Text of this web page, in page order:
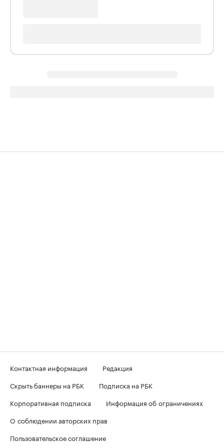
Контактная информация
Редакция
Скрыть баннеры на РБК
Подписка на РБК
Корпоративная подписка
Информация об ограничениях
О соблюдении авторских прав
Пользовательское соглашение